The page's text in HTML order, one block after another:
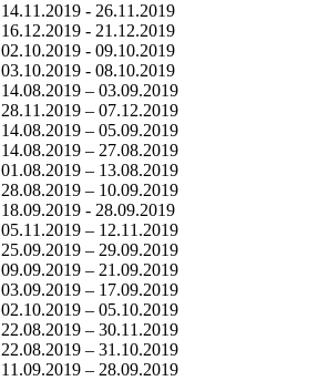
14.11.2019 - 26.11.2019
16.12.2019 - 21.12.2019
02.10.2019 - 09.10.2019
03.10.2019 - 08.10.2019
14.08.2019 – 03.09.2019
28.11.2019 – 07.12.2019
14.08.2019 – 05.09.2019
14.08.2019 – 27.08.2019
01.08.2019 – 13.08.2019
28.08.2019 – 10.09.2019
18.09.2019 - 28.09.2019
05.11.2019 – 12.11.2019
25.09.2019 – 29.09.2019
09.09.2019 – 21.09.2019
03.09.2019 – 17.09.2019
02.10.2019 – 05.10.2019
22.08.2019 – 30.11.2019
22.08.2019 – 31.10.2019
11.09.2019 – 28.09.2019